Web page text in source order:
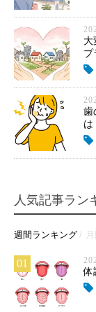
大
プ
歯
は
人気記事ラン
週間ランキング
01
体